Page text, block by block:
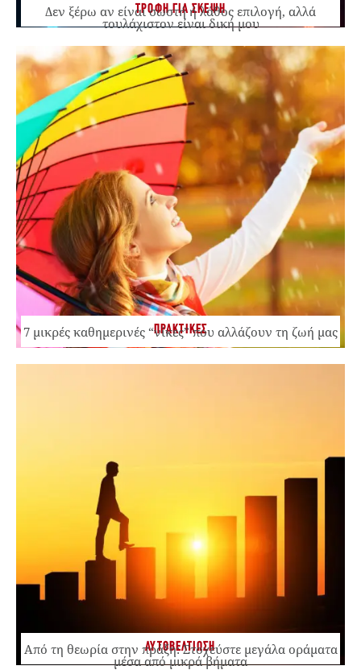
ΤΡΟΦΗ ΓΙΑ ΣΚΕΨΗ
Δεν ξέρω αν είναι σωστή ή λάθος επιλογή, αλλά
τουλάχιστον είναι δική μου
ΠΡΑΚΤΙΚΕΣ
7 μικρές καθημερινές “νίκες” που αλλάζουν τη ζωή μας
ΑΥΤΟΒΕΛΤΙΩΣΗ
Από τη θεωρία στην πράξη: Στοχεύστε μεγάλα οράματα
μέσα από μικρά βήματα